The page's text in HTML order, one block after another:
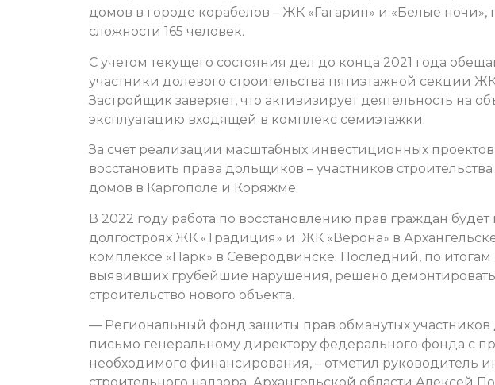
домов в городе корабелов – ЖК «Гагарин» и «Белые ночи»,
сложности 165 человек.
С учетом текущего состояния дел до конца 2021 года
участники долевого строительства пятиэтажной секции
Застройщик заверяет, что активизирует деятельность на
эксплуатацию входящей в комплекс семиэтажки.
За счет реализации масштабных инвестиционных проектов
восстановить права дольщиков – участников
домов в Каргополе и Коряжме.
В 2022 году работа по восстановлению прав граждан
долгостроях ЖК «Традиция» и ЖК «Верона» в
комплексе «Парк» в Северодвинске. Последний, по
выявивших грубейшие нарушения, решено демонтировать
строительство нового объекта.
— Региональный фонд защиты прав обманутых участников
письмо генеральному директору федерального фонда с
необходимого финансирования, – отметил руководитель